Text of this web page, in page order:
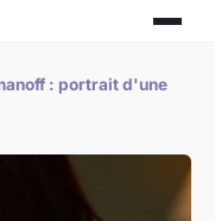
: portrait d'une